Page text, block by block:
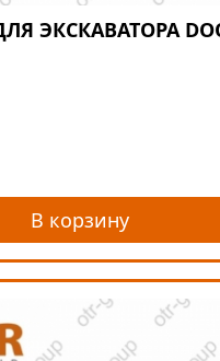
ЭКСКАВАТОРА
В корзину